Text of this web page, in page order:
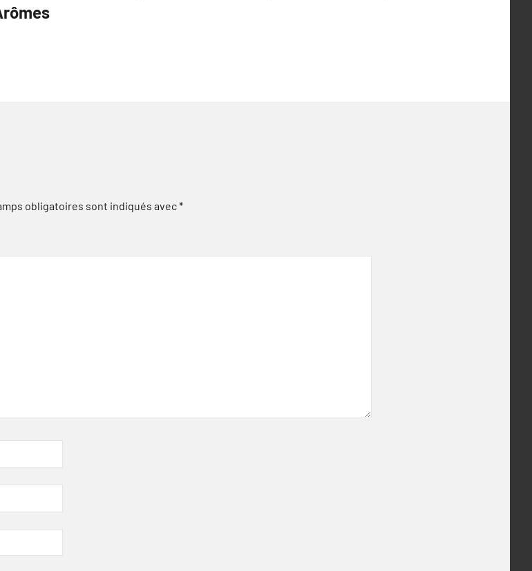
obligatoires sont indiqués avec*